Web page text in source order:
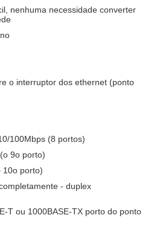
nenhuma necessidade converter
o interruptor dos ethernet (ponto
100Mbps (8 portos)
9o porto)
10o porto)
- duplex
T ou 1000BASE-TX porto do ponto